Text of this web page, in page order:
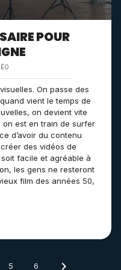
POUR
On passe des
vient le temps de
on devient vite
on est en train de surfer
d’avoir du contenu
des vidéos de
facile et agréable à
les gens ne resteront
film des années 50,
5 6